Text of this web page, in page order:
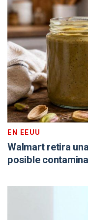
EN EEUU
Walmart retira
posible